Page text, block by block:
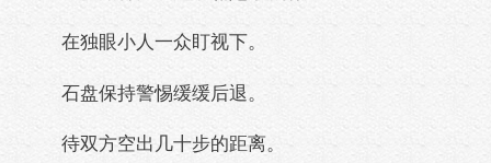
在独眼小人一众盯视下。
石盘保持警惕缓缓后退。
待双方空出几十步的距离。